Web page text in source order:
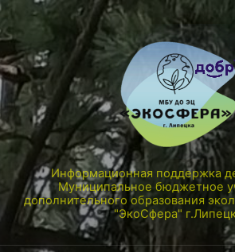
Информационная поддержка
Муниципальное бюджетное
дополнительного образования
"ЭкоСфера"